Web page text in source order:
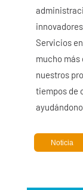
Servicios
mucho
nuestros
tiempos de
Noticia